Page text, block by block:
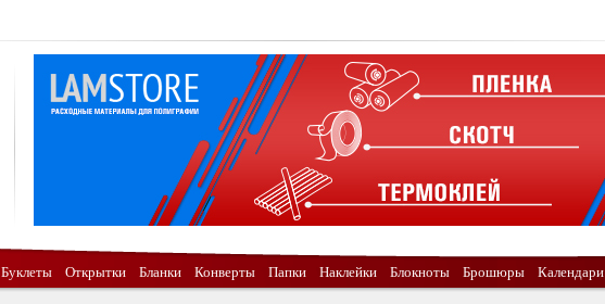
Буклеты Открытки Бланки Конверты Папки Наклейки Блокноты Брошюры Календари